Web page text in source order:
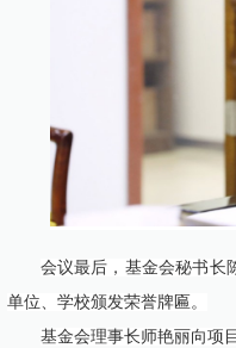
会议最后，基金会秘书长
单位、学校颁发荣誉牌匾。
基金会理事长师艳丽向项